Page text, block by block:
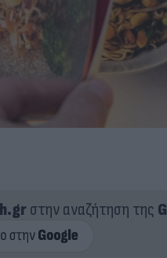
στην αναζήτηση της